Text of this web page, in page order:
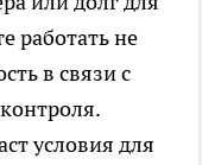
работать не
в связи с
условия для